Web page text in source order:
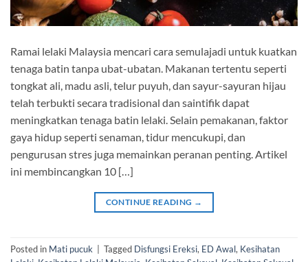
Ramai lelaki Malaysia mencari cara semulajadi untuk kuatkan
tenaga batin tanpa ubat-ubatan. Makanan tertentu seperti
tongkat ali, madu asli, telur puyuh, dan sayur-sayuran hijau
telah terbukti secara tradisional dan saintifik dapat
meningkatkan tenaga batin lelaki. Selain pemakanan, faktor
gaya hidup seperti senaman, tidur mencukupi, dan
pengurusan stres juga memainkan peranan penting. Artikel
ini membincangkan 10 […]
CONTINUE READING →
Posted in Mati pucuk Tagged Disfungsi Ereksi, ED Awal, Kesihatan